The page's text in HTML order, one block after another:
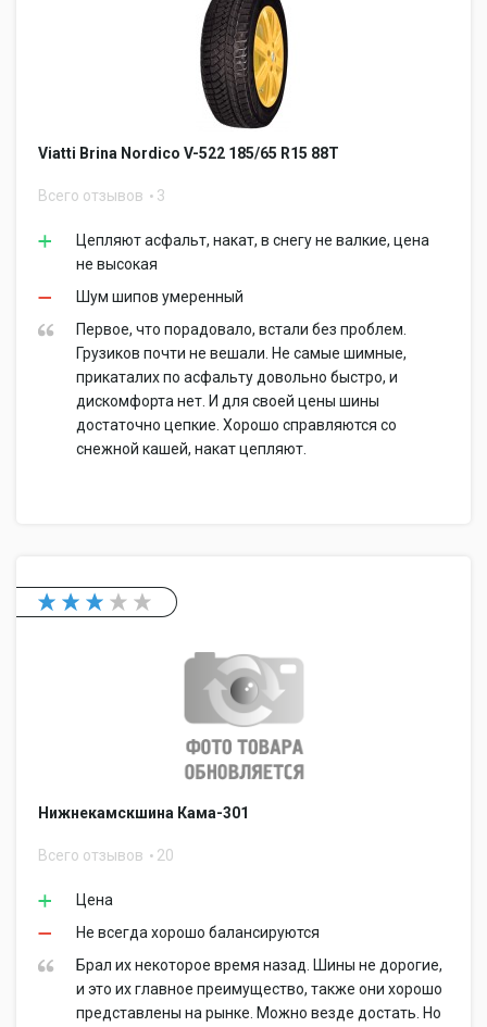
Viatti Brina Nordico V-522 185/65 R15 88T
Всего отзывов 3
Цепляют асфальт, накат, в снегу не валкие, цена
не высокая
Шум шипов умеренный
Первое, что порадовало, встали без проблем.
Грузиков почти не вешали. Не самые шимные,
прикаталих по асфальту довольно быстро, и
дискомфорта нет. И для своей цены шины
достаточно цепкие. Хорошо справляются со
снежной кашей, накат цепляют.
Нижнекамскшина Кама-301
Всего отзывов 20
Цена
Не всегда хорошо балансируются
Брал их некоторое время назад. Шины не дорогие,
и это их главное преимущество, также они хорошо
представлены на рынке. Можно везде достать. Но